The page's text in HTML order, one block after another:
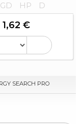
GD HP D
1,62 €
SEARCH PRO